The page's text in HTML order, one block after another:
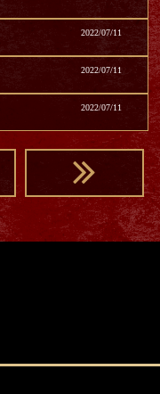
2022/07/11
2022/07/11
2022/07/11